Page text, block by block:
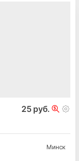
25 руб.
Минск